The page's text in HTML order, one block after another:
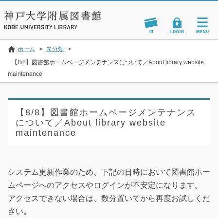
ホーム > 未分類 >
【8/8】図書館ホームページメンテナンスについて／About library website
maintenance
【8/8】図書館ホームページメンテナンス
について／About library website
maintenance
システム更新作業のため、下記の日時において図書館ホー
ムページへのアクセスやログインが不安定になります。
アクセスできない場合は、数分置いてから再度お試しくだ
さい。